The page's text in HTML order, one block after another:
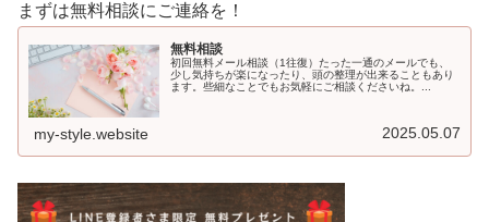
まずは無料相談にご連絡を！
無料相談
初回無料メール相談（1往復）たった一通のメールでも、
少し気持ちが楽になったり、頭の整理が出来ることもあり
ます。些細なことでもお気軽にご相談くださいね。...
my-style.website 2025.05.07